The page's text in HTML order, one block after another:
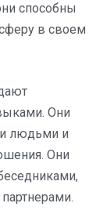
способны
в своем
Они
людьми и
Они